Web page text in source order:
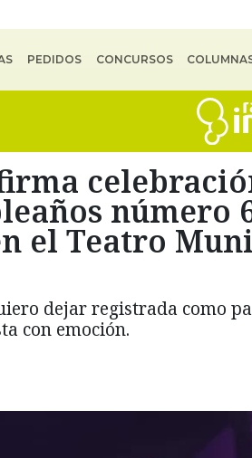
PEDIDOS CONCURSOS
número
el Teatro
dejar registrada como
con emoción.